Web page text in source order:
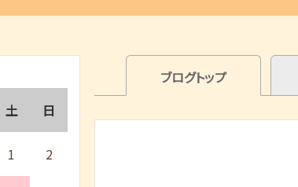
ブログトップ
土 日
1 2